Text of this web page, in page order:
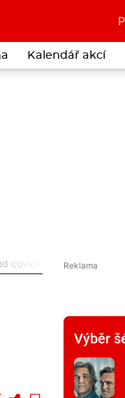
Kalendář akcí
covidem
Výběr